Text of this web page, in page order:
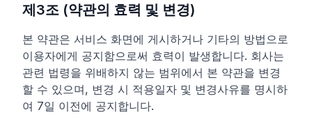
제3조 (약관의 효력 및 변경)
본 약관은 서비스 화면에 게시하거나 기타의 방법으로
이용자에게 공지함으로써 효력이 발생합니다. 회사는
관련 법령을 위배하지 않는 범위에서 본 약관을 변경
할 수 있으며, 변경 시 적용일자 및 변경사유를 명시하
여 7일 이전에 공지합니다.